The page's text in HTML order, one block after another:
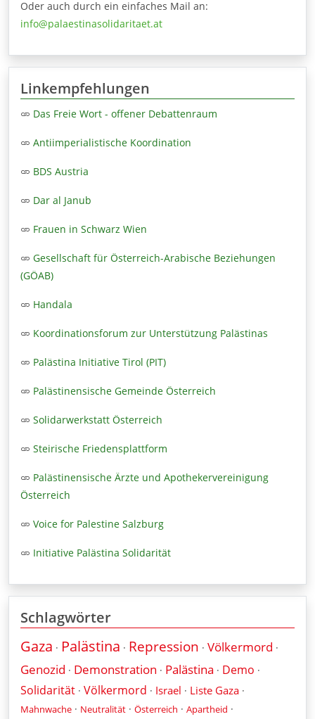
Oder auch durch ein einfaches Mail an:
info@palaestinasolidaritaet.at
Linkempfehlungen
Das Freie Wort - offener Debattenraum
Antiimperialistische Koordination
BDS Austria
Dar al Janub
Frauen in Schwarz Wien
Gesellschaft für Österreich-Arabische Beziehungen
(GÖAB)
Handala
Koordinationsforum zur Unterstützung Palästinas
Palästina Initiative Tirol (PIT)
Palästinensische Gemeinde Österreich
Solidarwerkstatt Österreich
Steirische Friedensplattform
Palästinensische Ärzte und Apothekervereinigung
Österreich
Voice for Palestine Salzburg
Initiative Palästina Solidarität
Schlagwörter
Gaza · Palästina · Repression · Völkermord ·
Genozid · Demonstration · Palästina · Demo ·
Solidarität · Völkermord · Israel · Liste Gaza ·
Mahnwache · Neutralität · Österreich · Apartheid ·